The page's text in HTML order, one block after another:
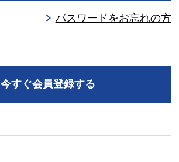
パスワードをお忘れの方
今すぐ会員登録する